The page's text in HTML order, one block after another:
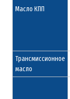
Масло КПП
Трансмиссионное
масло